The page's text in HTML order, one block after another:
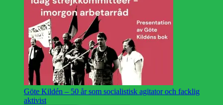
Göte Kildén – 50 år som socialistisk agitator och facklig
aktivist